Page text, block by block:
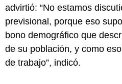
advirtió: “No estamos
previsional, porque eso
bono demográfico que
de su población, y como
de trabajo”, indicó.